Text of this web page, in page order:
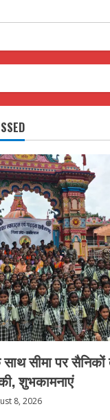
साथ सीमा पर
शुभकामनाएं
8, 2026